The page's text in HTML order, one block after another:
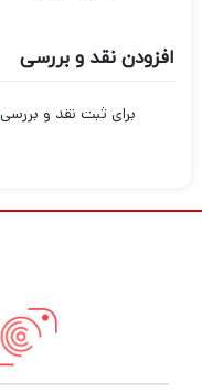
افزودن نقد و بررسی
برای ثبت نقد و بررسی